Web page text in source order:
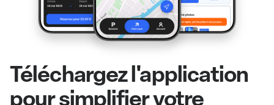
Téléchargez l'application
pour simplifier votre